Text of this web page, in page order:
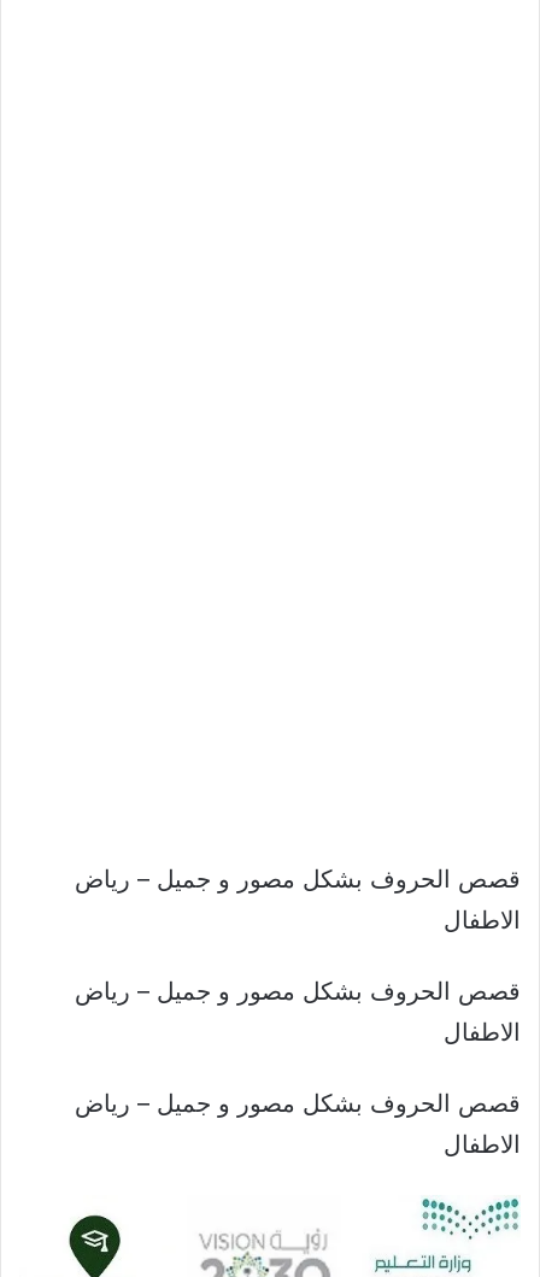
قصص الحروف بشكل مصور و جميل – رياض
الاطفال
قصص الحروف بشكل مصور و جميل – رياض
الاطفال
قصص الحروف بشكل مصور و جميل – رياض
الاطفال